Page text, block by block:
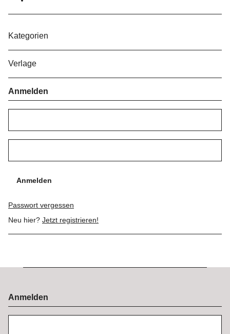
Kategorien
Verlage
Anmelden
Anmelden
Passwort vergessen
Neu hier? Jetzt registrieren!
Anmelden